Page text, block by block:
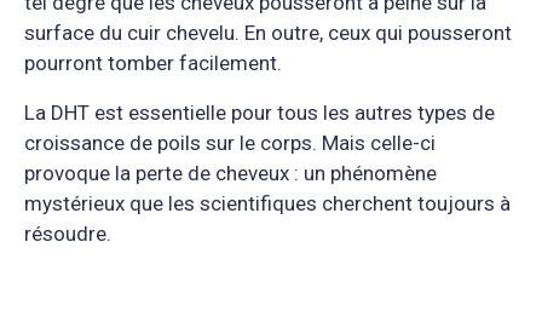
surface du cuir chevelu. En outre, ceux qui pousseront
pourront tomber facilement.
La DHT est essentielle pour tous les autres types de
croissance de poils sur le corps. Mais celle-ci
provoque la perte de cheveux : un phénomène
mystérieux que les scientifiques cherchent toujours à
résoudre.